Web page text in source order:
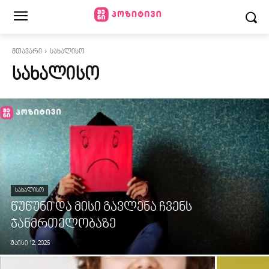
მთავარი სახალისო
ᲡᲐᲮᲐᲚᲘᲡᲝ
ᲡᲐᲮᲐᲚᲘᲡᲝ
წუწუნი და მისი გავლენა ჩვენს
ჯანმრთელობაზე
მაისი 12, 2026